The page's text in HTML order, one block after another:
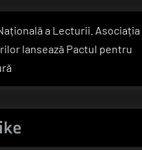
a Lecturii. Asociația
lansează Pactul pentru